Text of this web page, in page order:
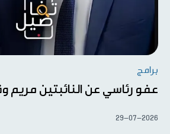
برامج
عفو رئاسي عن النائبتين مريم
29-07-2026